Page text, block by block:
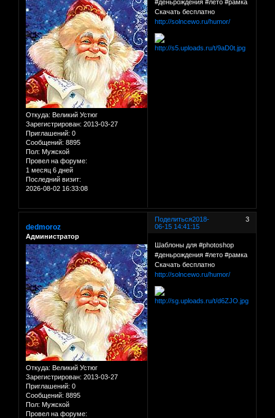
Откуда: Великий Устюг
Зарегистрирован: 2013-03-27
Приглашений: 0
Сообщений: 8895
Пол: Мужской
Провел на форуме:
1 месяц 6 дней
Последний визит:
2026-08-02 16:33:08
#деньрождения #лето #рамка
Скачать бесплатно
http://solncewo.ru/humor/
Поделиться 3
2018-
06-15 14:41:15
dedmoroz
Администратор
Откуда: Великий Устюг
Зарегистрирован: 2013-03-27
Приглашений: 0
Сообщений: 8895
Пол: Мужской
Провел на форуме:
Шаблоны для #photoshop
#деньрождения #лето #рамка
Скачать бесплатно
http://solncewo.ru/humor/